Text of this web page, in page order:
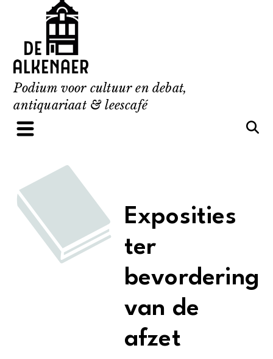
content
Podium voor cultuur en debat,
antiquariaat & leescafé
Exposities
ter
bevordering
van de
afzet